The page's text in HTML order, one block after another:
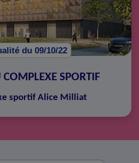
du 09/10/22
SPORTIF
sportif Alice Milliat